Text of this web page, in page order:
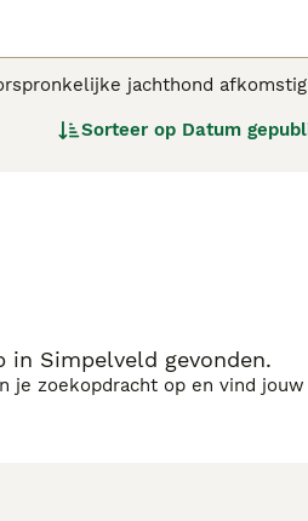
jachthond
Laikaheeft een
zijn hoge energie en behoefte
die ruimte en tijd hebben
geschikt als huishond.
dat deze hond een
Sorteer op Datum
in Simpelveld gevonden.
je zoekopdracht op en vind